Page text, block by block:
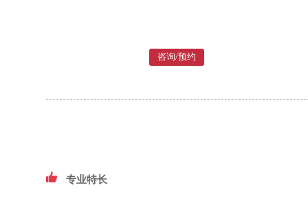
咨询/预约
专业特长